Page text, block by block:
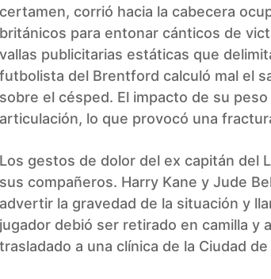
certamen, corrió hacia la cabecera
británicos para entonar cánticos de
vallas publicitarias estáticas que
futbolista del Brentford calculó mal el
sobre el césped. El impacto de su
articulación, lo que provocó una
Los gestos de dolor del ex capitán del
sus compañeros. Harry Kane y Jude
advertir la gravedad de la situación y
jugador debió ser retirado en camilla y
trasladado a una clínica de la Ciudad